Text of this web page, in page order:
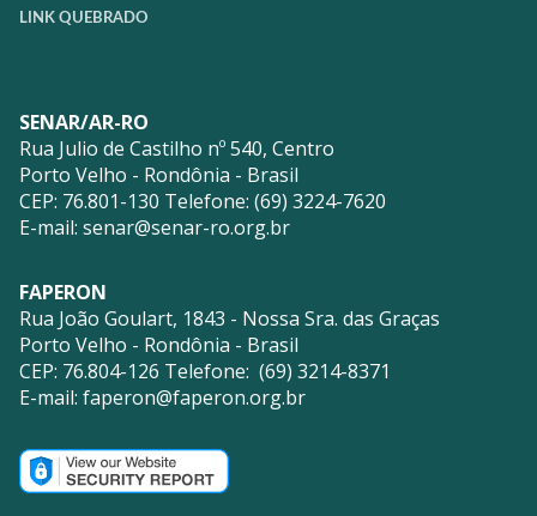
LINK QUEBRADO
SENAR/AR-RO
Rua Julio de Castilho nº 540, Centro
Porto Velho - Rondônia - Brasil
CEP: 76.801-130 Telefone: (69) 3224-7620
E-mail: senar@senar-ro.org.br
FAPERON
Rua João Goulart, 1843 - Nossa Sra. das Graças
Porto Velho - Rondônia - Brasil
CEP: 76.804-126 Telefone: (69) 3214-8371
E-mail: faperon@faperon.org.br